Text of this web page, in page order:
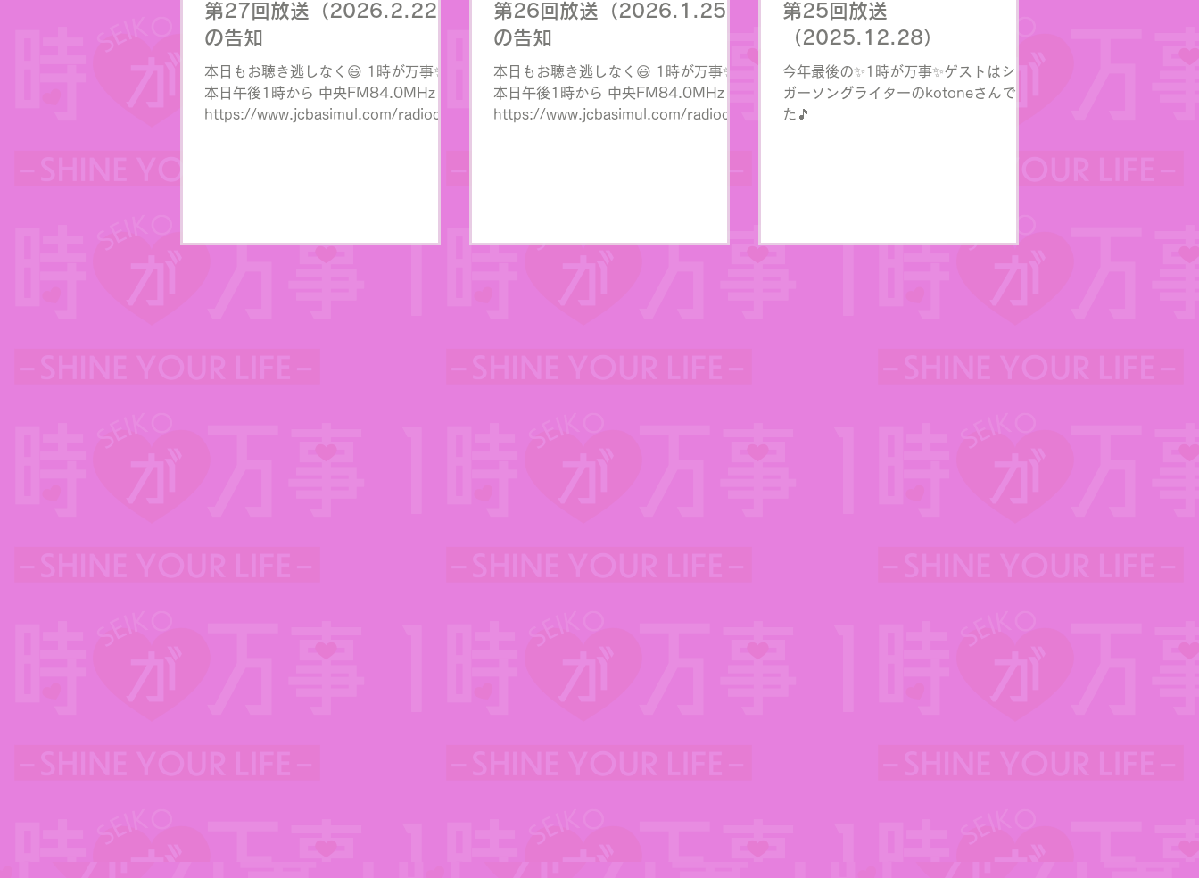
第27回放送（2026.2.22）
の告知
本日もお聴き逃しなく😃 1時が万事✨
本日午後1時から 中央FM84.0MHz
https://www.jcbasimul.com/radiocity
第26回放送（2026.1.25）
の告知
本日もお聴き逃しなく😃 1時が万事✨
本日午後1時から 中央FM84.0MHz
https://www.jcbasimul.com/radiocity
第25回放送
（2025.12.28）
今年最後の✨1時が万事✨ゲストはシン
ガーソングライターのkotoneさんでし
た🎵